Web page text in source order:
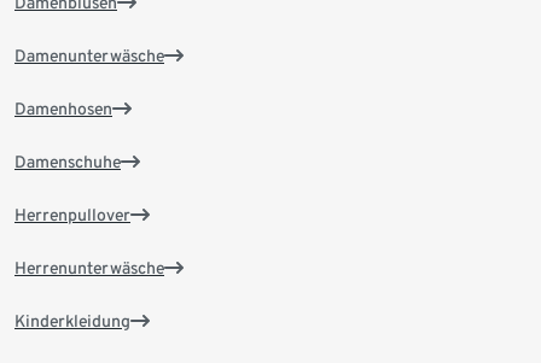
Damenunterwäsche
Damenhosen
Damenschuhe
Herrenpullover
Herrenunterwäsche
Kinderkleidung